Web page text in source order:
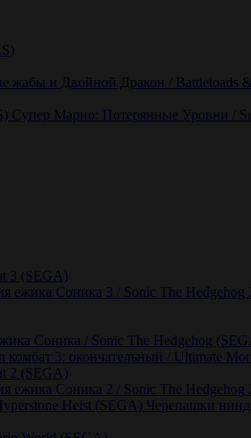
жабы и Двойной Дракон / Battletoads
Супер Марио: Потерянные Уровни /
3 (SEGA)
ежика Соника 3 / Sonic The Hedgehog
Соника / Sonic The Hedgehog
комбат 3: окончательный / Ultimate
2 (SEGA)
ежика Соника 2 / Sonic The Hedgehog
Черепашки